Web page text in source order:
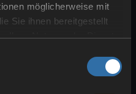
möglicherweise mit
Sie ihnen bereitgestellt
Ihrer Nutzung der Dienste
auf Peaceful